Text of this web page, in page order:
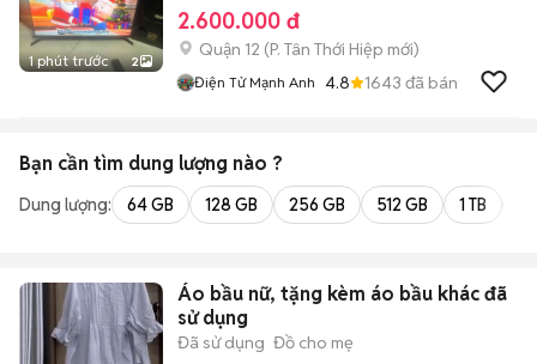
1 phút trước 2
2.600.000 đ
Quận 12 (P. Tân Thới Hiệp mới)
Điện Tử Mạnh Anh 4.8 1643 đã bán
Bạn cần tìm dung lượng nào ?
Dung lượng: 64 GB 128 GB 256 GB 512 GB 1 TB
Áo bầu nữ, tặng kèm áo bầu khác đã
sử dụng
Đã sử dụng Đồ cho mẹ